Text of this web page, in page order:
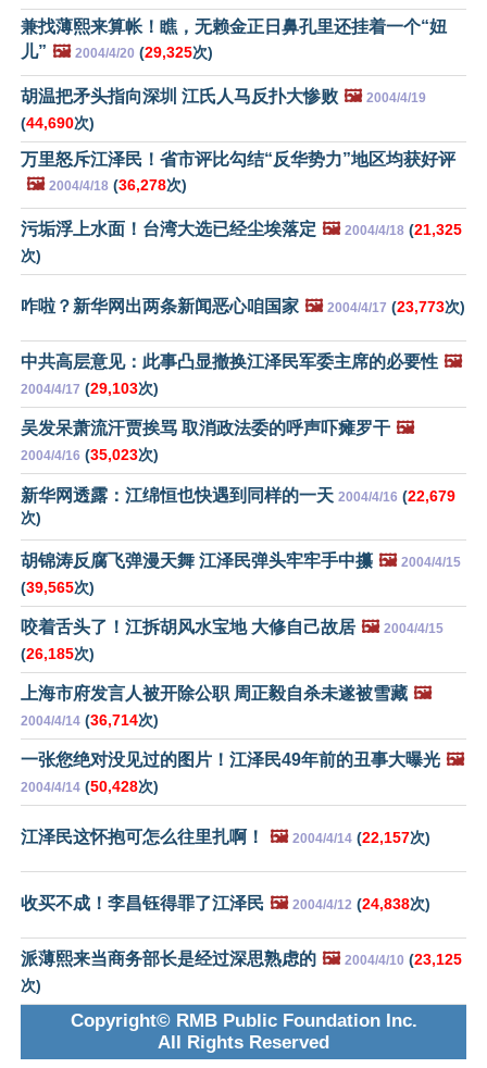
兼找薄熙来算帐！瞧，无赖金正日鼻孔里还挂着一个“妞
儿” 🖼️ 2004/4/20 (29,325次)
胡温把矛头指向深圳 江氏人马反扑大惨败 🖼️ 2004/4/19
(44,690次)
万里怒斥江泽民！省市评比勾结“反华势力”地区均获好评
🖼️ 2004/4/18 (36,278次)
污垢浮上水面！台湾大选已经尘埃落定 🖼️ 2004/4/18 (21,325
次)
咋啦？新华网出两条新闻恶心咱国家 🖼️ 2004/4/17 (23,773次)
中共高层意见：此事凸显撤换江泽民军委主席的必要性 🖼️
2004/4/17 (29,103次)
吴发呆萧流汗贾挨骂 取消政法委的呼声吓瘫罗干 🖼️
2004/4/16 (35,023次)
新华网透露：江绵恒也快遇到同样的一天 2004/4/16 (22,679
次)
胡锦涛反腐飞弹漫天舞 江泽民弹头牢牢手中攥 🖼️ 2004/4/15
(39,565次)
咬着舌头了！江拆胡风水宝地 大修自己故居 🖼️ 2004/4/15
(26,185次)
上海市府发言人被开除公职 周正毅自杀未遂被雪藏 🖼️
2004/4/14 (36,714次)
一张您绝对没见过的图片！江泽民49年前的丑事大曝光 🖼️
2004/4/14 (50,428次)
江泽民这怀抱可怎么往里扎啊！ 🖼️ 2004/4/14 (22,157次)
收买不成！李昌钰得罪了江泽民 🖼️ 2004/4/12 (24,838次)
派薄熙来当商务部长是经过深思熟虑的 🖼️ 2004/4/10 (23,125
次)
Copyright© RMB Public Foundation Inc.
All Rights Reserved